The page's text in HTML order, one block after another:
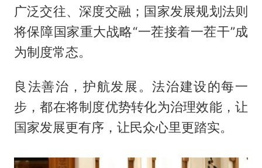
广泛交往、深度交融；国家发展规划法则
将保障国家重大战略“一茬接着一茬干”成
为制度常态。
良法善治，护航发展。法治建设的每一
步，都在将制度优势转化为治理效能，让
国家发展更有序，让民众心里更踏实。